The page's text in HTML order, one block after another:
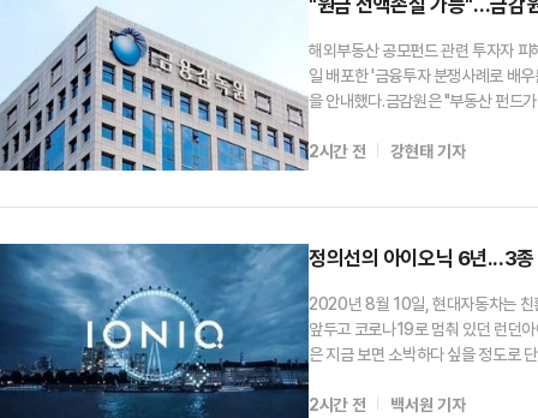
해외부동산 공모펀드 관련 투자자
일 배포한 '금융투자 분쟁사례로 배
을 안내했다.금감원은 "부동산 펀드
단 가능성 ▲만기 전까지 투자금 회
2시간 전 강현태 기자
정의선의 아이오닉 6년...3
2020년 8월 10일, 현대자동차는 친
앞두고 코로나19로 멈춰 있던 런던
은 지금 보면 소박하다 싶을 정도로
년까지 전체 순수전기차(BEV) 판
2시간 전 백서원 기자